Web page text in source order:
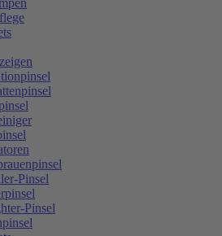
Pinsel
Pinsel